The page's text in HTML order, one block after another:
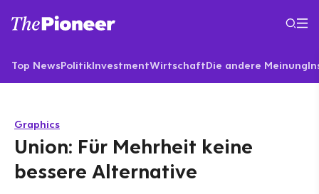
Top NewsPolitikInvestmentWirtschaftDie andere Meinung
Graphics
Union: Für Mehrheit keine
bessere Alternative